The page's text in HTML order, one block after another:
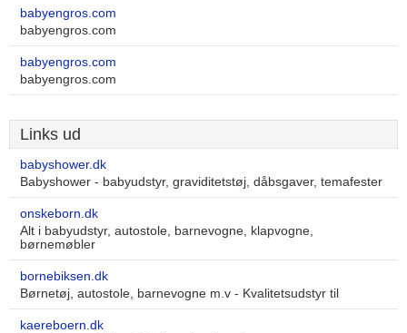
babyengros.com
babyengros.com
babyengros.com
babyengros.com
Links ud
babyshower.dk
Babyshower - babyudstyr, graviditetstøj, dåbsgaver, temafester
onskeborn.dk
Alt i babyudstyr, autostole, barnevogne, klapvogne,
børnemøbler
bornebiksen.dk
Børnetøj, autostole, barnevogne m.v - Kvalitetsudstyr til
kaereboern.dk